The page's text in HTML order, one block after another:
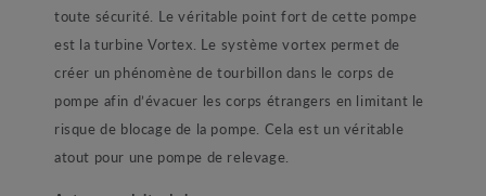
toute sécurité. Le véritable point fort de cette pompe
est la turbine Vortex. Le système vortex permet de
créer un phénomène de tourbillon dans le corps de
pompe afin d’évacuer les corps étrangers en limitant le
risque de blocage de la pompe. Cela est un véritable
atout pour une pompe de relevage.